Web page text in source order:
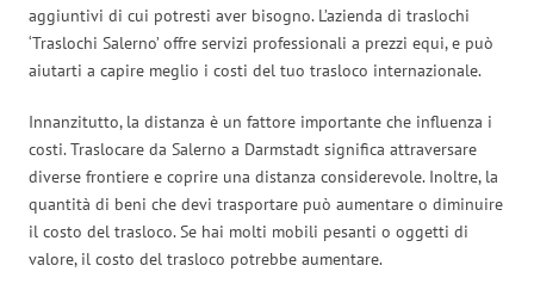
aggiuntivi di cui potresti aver bisogno. L’azienda di traslochi
‘Traslochi Salerno’ offre servizi professionali a prezzi equi, e può
aiutarti a capire meglio i costi del tuo trasloco internazionale.
Innanzitutto, la distanza è un fattore importante che influenza i
costi. Traslocare da Salerno a Darmstadt significa attraversare
diverse frontiere e coprire una distanza considerevole. Inoltre, la
quantità di beni che devi trasportare può aumentare o diminuire
il costo del trasloco. Se hai molti mobili pesanti o oggetti di
valore, il costo del trasloco potrebbe aumentare.